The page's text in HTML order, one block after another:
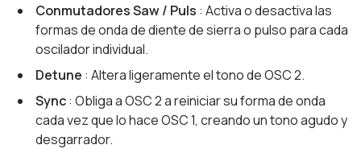
Conmutadores Saw / Puls : Activa o desactiva las
formas de onda de diente de sierra o pulso para cada
oscilador individual.
Detune : Altera ligeramente el tono de OSC 2.
Sync: Obliga a OSC 2 a reiniciar su forma de onda
cada vez que lo hace OSC 1, creando un tono agudo y
desgarrador.